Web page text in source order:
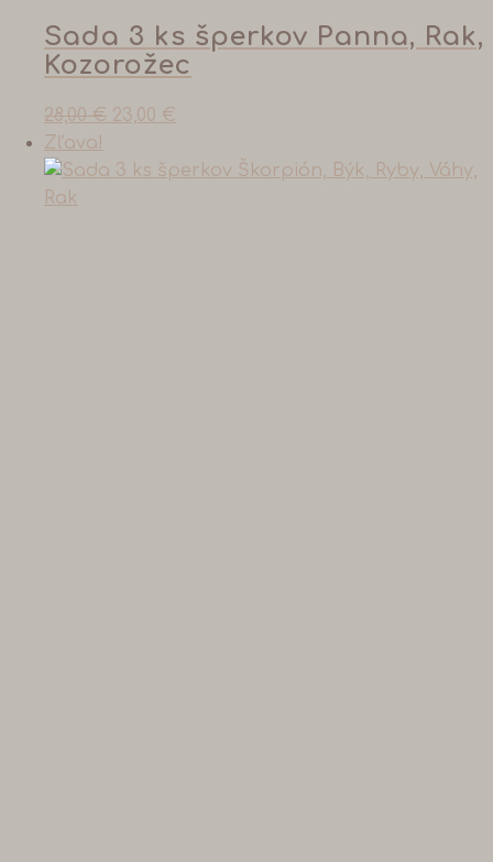
Sada 3 ks šperkov Panna, Rak,
Kozorožec
28,00€ 23,00 €
Zľava!